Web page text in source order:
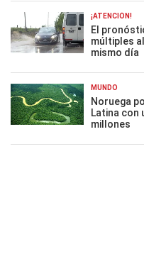
¡ATENCIÓN!
El
múltiples
mismo día
MUNDO
Noruega
Latina con
millones